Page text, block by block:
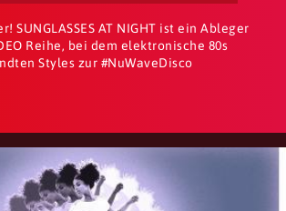
SUNGLASSES AT NIGHT ist ein Ableger
Reihe, bei dem elektronische 80s
Styles zur #NuWaveDisco